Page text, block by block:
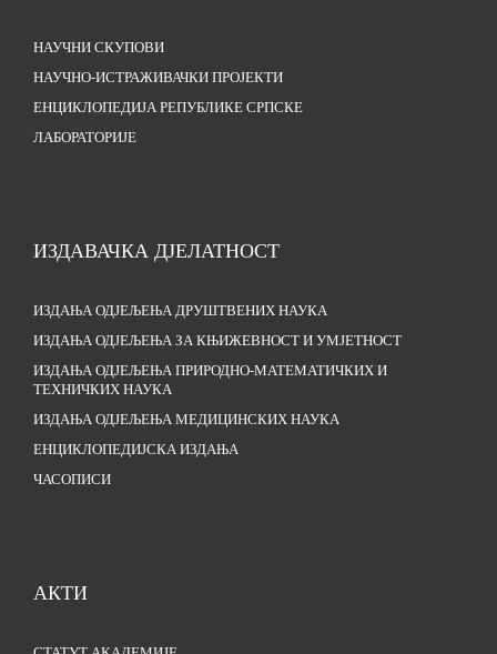
НАУЧНИ СКУПОВИ
НАУЧНО-ИСТРАЖИВАЧКИ ПРОЈЕКТИ
ЕНЦИКЛОПЕДИЈА РЕПУБЛИКЕ СРПСКЕ
ЛАБОРАТОРИЈЕ
ИЗДАВАЧКА ДЈЕЛАТНОСТ
ИЗДАЊА ОДЈЕЉЕЊА ДРУШТВЕНИХ НАУКА
ИЗДАЊА ОДЈЕЉЕЊА ЗА КЊИЖЕВНОСТ И УМЈЕТНОСТ
ИЗДАЊА ОДЈЕЉЕЊА ПРИРОДНО-МАТЕМАТИЧКИХ И
ТЕХНИЧКИХ НАУКА
ИЗДАЊА ОДЈЕЉЕЊА МЕДИЦИНСКИХ НАУКА
ЕНЦИКЛОПЕДИЈСКА ИЗДАЊА
ЧАСОПИСИ
АКТИ